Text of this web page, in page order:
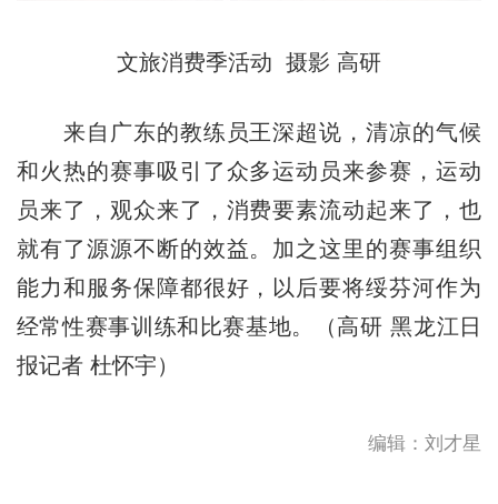
文旅消费季活动 摄影 高研
来自广东的教练员王深超说，清凉的气候
和火热的赛事吸引了众多运动员来参赛，运动
员来了，观众来了，消费要素流动起来了，也
就有了源源不断的效益。加之这里的赛事组织
能力和服务保障都很好，以后要将绥芬河作为
经常性赛事训练和比赛基地。（高研 黑龙江日
报记者 杜怀宇）
编辑：刘才星